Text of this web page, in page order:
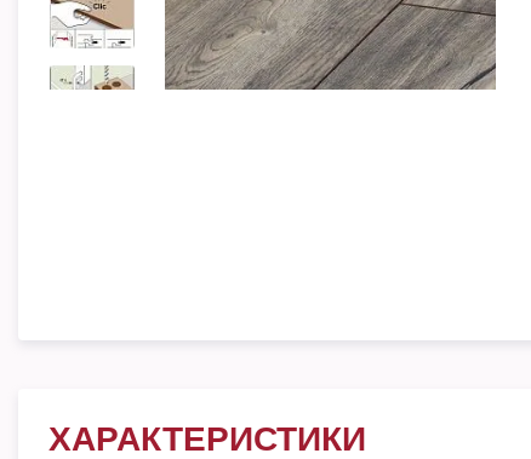
ХАРАКТЕРИСТИКИ